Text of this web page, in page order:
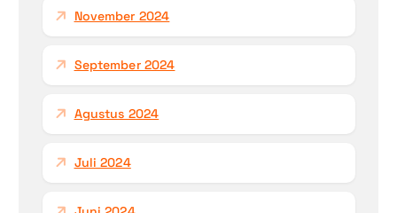
November 2024
September 2024
Agustus 2024
Juli 2024